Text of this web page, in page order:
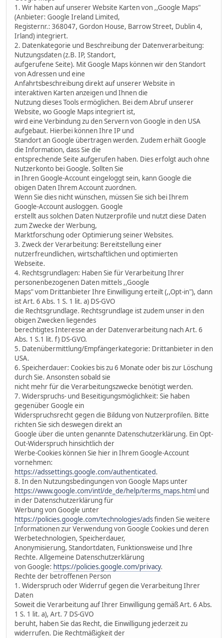
1. Wir haben auf unserer Website Karten von ,,Google Maps"
(Anbieter: Google Ireland Limited,
Registernr.: 368047, Gordon House, Barrow Street, Dublin 4,
Irland) integriert.
2. Datenkategorie und Beschreibung der Datenverarbeitung:
Nutzungsdaten (z.B. IP, Standort,
aufgerufene Seite). Mit Google Maps können wir den Standort
von Adressen und eine
Anfahrtsbeschreibung direkt auf unserer Website in
interaktiven Karten anzeigen und Ihnen die
Nutzung dieses Tools ermöglichen. Bei dem Abruf unserer
Website, wo Google Maps integriert ist,
wird eine Verbindung zu den Servern von Google in den USA
aufgebaut. Hierbei können Ihre IP und
Standort an Google übertragen werden. Zudem erhält Google
die Information, dass Sie die
entsprechende Seite aufgerufen haben. Dies erfolgt auch ohne
Nutzerkonto bei Google. Sollten Sie
in Ihren Google-Account eingeloggt sein, kann Google die
obigen Daten Ihrem Account zuordnen.
Wenn Sie dies nicht wünschen, müssen Sie sich bei Ihrem
Google-Account ausloggen. Google
erstellt aus solchen Daten Nutzerprofile und nutzt diese Daten
zum Zwecke der Werbung,
Marktforschung oder Optimierung seiner Websites.
3. Zweck der Verarbeitung: Bereitstellung einer
nutzerfreundlichen, wirtschaftlichen und optimierten
Webseite.
4. Rechtsgrundlagen: Haben Sie für Verarbeitung Ihrer
personenbezogenen Daten mittels ,,Google
Maps" vom Drittanbieter Ihre Einwilligung erteilt (,,Opt-in"), dann
ist Art. 6 Abs. 1 S. 1 lit. a) DS-GVO
die Rechtsgrundlage. Rechtsgrundlage ist zudem unser in den
obigen Zwecken liegendes
berechtigtes Interesse an der Datenverarbeitung nach Art. 6
Abs. 1 S.1 lit. f) DS-GVO.
5. Datenübermittlung/Empfängerkategorie: Drittanbieter in den
USA.
6. Speicherdauer: Cookies bis zu 6 Monate oder bis zur Löschung
durch Sie. Ansonsten sobald sie
nicht mehr für die Verarbeitungszwecke benötigt werden.
7. Widerspruchs- und Beseitigungsmöglichkeit: Sie haben
gegenüber Google ein
Widerspruchsrecht gegen die Bildung von Nutzerprofilen. Bitte
richten Sie sich deswegen direkt an
Google über die unten genannte Datenschutzerklärung. Ein Opt-
Out-Widerspruch hinsichtlich der
Werbe-Cookies können Sie hier in Ihrem Google-Account
vornehmen:
https://adssettings.google.com/authenticated.
8. In den Nutzungsbedingungen von Google Maps unter
https://www.google.com/intl/de_de/help/terms_maps.html und
in der Datenschutzerklärung für
Werbung von Google unter
https://policies.google.com/technologies/adsfinden Sie weitere
Informationen zur Verwendung von Google Cookies und deren
Werbetechnologien, Speicherdauer,
Anonymisierung, Standortdaten, Funktionsweise und Ihre
Rechte. Allgemeine Datenschutzerklärung
von Google: https://policies.google.com/privacy.
Rechte der betroffenen Person
1. Widerspruch oder Widerruf gegen die Verarbeitung Ihrer
Daten
Soweit die Verarbeitung auf Ihrer Einwilligung gemäß Art. 6 Abs.
1 S. 1 lit. a), Art. 7 DS-GVO
beruht, haben Sie das Recht, die Einwilligung jederzeit zu
widerrufen. Die Rechtmäßigkeit der